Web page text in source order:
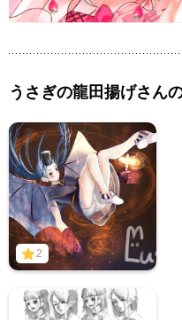
うさぎの龍田揚げさん
2